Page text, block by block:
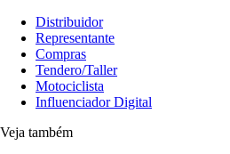
Distribuidor
Representante
Compras
Tendero/Taller
Motociclista
Influenciador Digital
Veja também